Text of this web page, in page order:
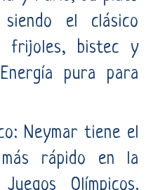
el clásico
frijoles, bistec y
pura para
Neymar tiene el
rápido en la
Olímpicos.